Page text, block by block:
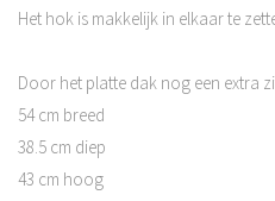
Het hok is makkelijk in elkaar te
Door het platte dak nog een extra
54 cm breed
38.5 cm diep
43 cm hoog